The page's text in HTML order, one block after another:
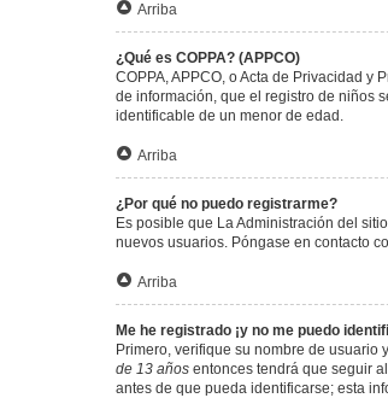
Arriba
¿Qué es COPPA? (APPCO)
COPPA, APPCO, o Acta de Privacidad
de información, que el registro de niños
identificable de un menor de edad.
Arriba
¿Por qué no puedo registrarme?
Es posible que La Administración del
nuevos usuarios. Póngase en contacto
Arriba
Me he registrado ¡y no me puedo
Primero, verifique su nombre de usuario
de 13 años entonces tendrá que seguir
antes de que pueda identificarse; esta